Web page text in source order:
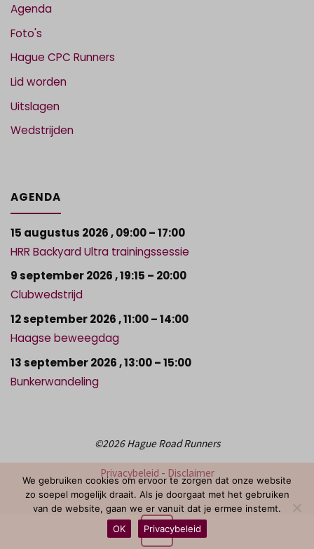
Agenda
Foto's
Hague CPC Runners
Lid worden
Uitslagen
Wedstrijden
AGENDA
15 augustus 2026,09:00– 17:00
HRR Backyard Ultra trainingssessie
9 september 2026,19:15 – 20:00
Clubwedstrijd
12 september 2026,11:00– 14:00
Haagse beweegdag
13 september 2026,13:00– 15:00
Bunkerwandeling
©2026 Hague Road Runners
Privacybeleid - Disclaimer
We gebruiken cookies om ervoor te zorgen dat onze website
zo soepel mogelijk draait. Als je doorgaat met het gebruiken
van de website, gaan we er vanuit dat je ermee instemt.
OK
Privacybeleid